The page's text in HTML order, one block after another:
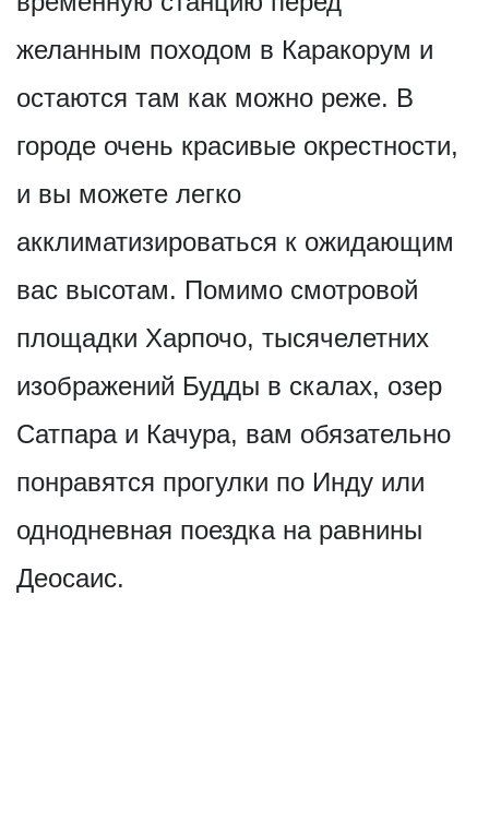
желанным походом в Каракорум и
остаются там как можно реже. В
городе очень красивые окрестности,
и вы можете легко
акклиматизироваться к ожидающим
вас высотам. Помимо смотровой
площадки Харпочо, тысячелетних
изображений Будды в скалах, озер
Сатпара и Качура, вам обязательно
понравятся прогулки по Инду или
однодневная поездка на равнины
Деосаис.